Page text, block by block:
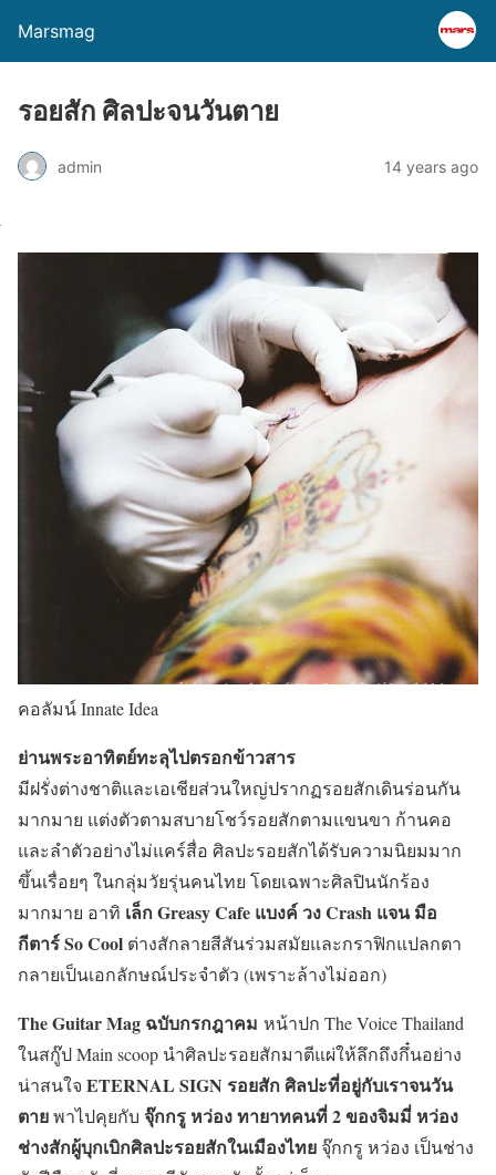
Marsmag
รอยสัก ศิลปะจนวันตาย
admin 14 years ago
คอลัมน์ Innate Idea
ย่านพระอาทิตย์ทะลุไปตรอกข้าวสาร
มีฝรั่งต่างชาติและเอเชียส่วนใหญ่ปรากฏรอยสักเดินร่อนกัน
มากมาย แต่งตัวตามสบายโชว์รอยสักตามแขนขา ก้านคอ
และลำตัวอย่างไม่แคร์สื่อ ศิลปะรอยสักได้รับความนิยมมาก
ขึ้นเรื่อยๆ ในกลุ่มวัยรุ่นคนไทย โดยเฉพาะศิลปินนักร้อง
มากมาย อาทิ เล็ก Greasy Cafe แบงค์ วง Crash แจน มือ
กีตาร์ So Cool ต่างสักลายสีสันร่วมสมัยและกราฟิกแปลกตา
กลายเป็นเอกลักษณ์ประจำตัว (เพราะล้างไม่ออก)
The Guitar Mag ฉบับกรกฎาคม หน้าปก The Voice Thailand
ในสกู๊ป Main scoop นำศิลปะรอยสักมาตีแผ่ให้ลึกถึงกึ๋นอย่าง
น่าสนใจ ETERNAL SIGN รอยสัก ศิลปะที่อยู่กับเราจนวัน
ตายพาไปคุยกับ จุ๊กกรู หว่องทายาทคนที่ 2 ของจิมมี่ หว่อง
ช่างสักผู้บุกเบิกศิลปะรอยสักในเมืองไทย จุ๊กกรู หว่อง เป็นช่าง